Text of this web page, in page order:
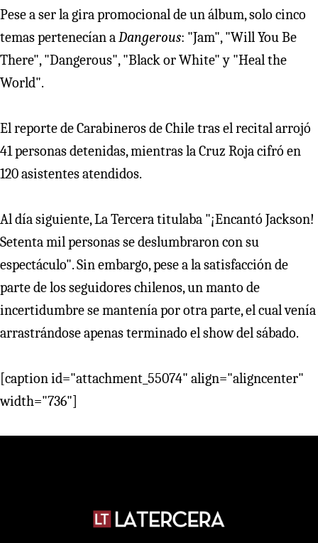
Pese a ser la gira promocional de un álbum, solo cinco
temas pertenecían aDangerous: "Jam", "Will You Be
There", "Dangerous", "Black or White" y "Heal the
World".
El reporte de Carabineros de Chile tras el recital arrojó
41 personas detenidas, mientras la Cruz Roja cifró en
120 asistentes atendidos.
Al día siguiente, La Tercera titulaba "¡Encantó Jackson!
Setenta mil personas se deslumbraron con su
espectáculo". Sin embargo, pese a la satisfacción de
parte de los seguidores chilenos, un manto de
incertidumbre se mantenía por otra parte, el cual venía
arrastrándose apenas terminado el show del sábado.
[caption id="attachment_55074" align="aligncenter"
width="736"]